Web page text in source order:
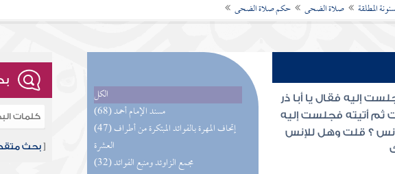
المطلقة صلاة الضحى حكم صلاة الضحى
الكل
(68) مسند الإمام أحمد
(47) إتحاف المهرة بالفوائد المبتكرة من أطراف
العشرة
(32) مجمع الزاوئد ومنبع الفوائد
إليه فقال يا أبا ذر
أتيته فجلست إليه
؟ قلت وهل للإنس
[بحث